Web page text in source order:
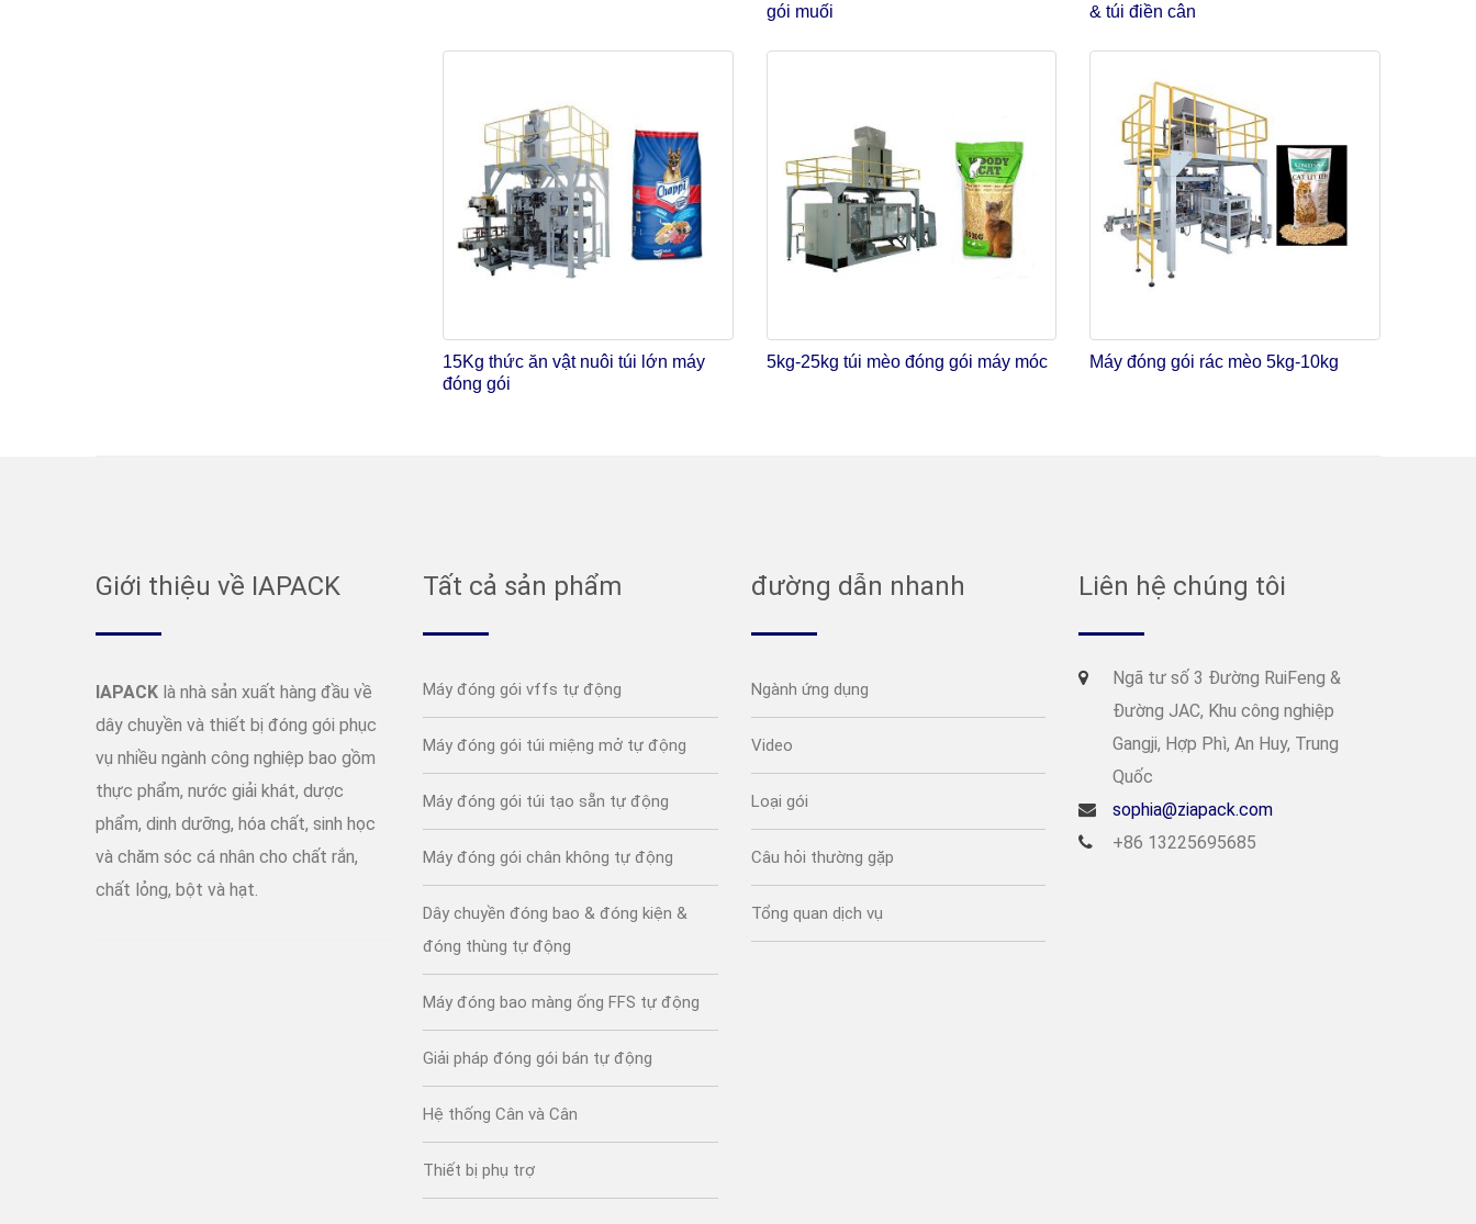
gói muối
& túi điền cân
15Kg thức ăn vật nuôi túi lớn máy
đóng gói
5kg-25kg túi mèo đóng gói máy móc Máy đóng gói rác mèo 5kg-10kg
Giới thiệu về IAPACK
IAPACK là nhà sản xuất hàng đầu về
dây chuyền và thiết bị đóng gói phục
vụ nhiều ngành công nghiệp bao gồm
thực phẩm, nước giải khát, dược
phẩm, dinh dưỡng, hóa chất, sinh học
và chăm sóc cá nhân cho chất rắn,
chất lỏng, bột và hạt.
Tất cả sản phẩm
Máy đóng gói vffs tự động
Máy đóng gói túi miệng mở tự động
Máy đóng gói túi tạo sẵn tự động
Máy đóng gói chân không tự động
Dây chuyền đóng bao & đóng kiện &
đóng thùng tự động
Máy đóng bao màng ống FFS tự động
Giải pháp đóng gói bán tự động
Hệ thống Cân và Cân
Thiết bị phụ trợ
đường dẫn nhanh
Ngành ứng dụng
Video
Loại gói
Câu hỏi thường gặp
Tổng quan dịch vụ
Liên hệ chúng tôi
Ngã tư số 3 Đường RuiFeng &
Đường JAC, Khu công nghiệp
Gangji, Hợp Phì, An Huy, Trung
Quốc
sophia@ziapack.com
+86 13225695685